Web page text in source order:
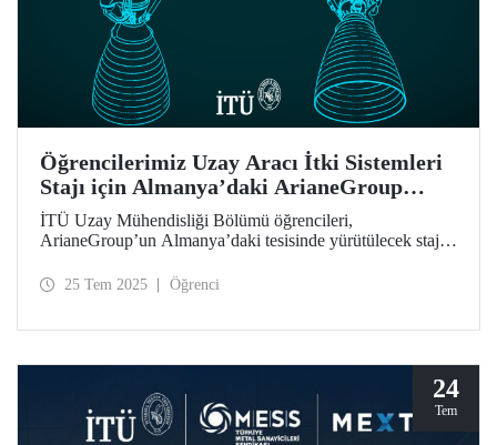
Öğrencilerimiz Uzay Aracı İtki Sistemleri
Stajı için Almanya’daki ArianeGroup
Tesisinde
İTÜ Uzay Mühendisliği Bölümü öğrencileri,
ArianeGroup’un Almanya’daki tesisinde yürütülecek staj
25 Tem 2025 Öğrenci
24
Tem